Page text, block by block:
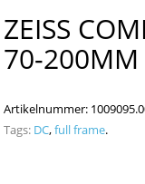
ZEISS
70-200MM
Artikelnummer:
Tags: DC,full frame.